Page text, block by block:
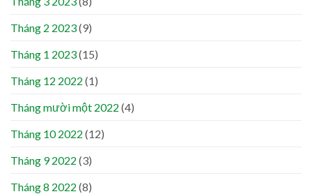
Tháng 2 2023(9)
Tháng 1 2023(15)
Tháng 12 2022 (1)
Tháng mười một 2022 (4)
Tháng 10 2022 (12)
Tháng 9 2022 (3)
Tháng 8 2022 (8)